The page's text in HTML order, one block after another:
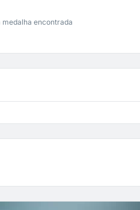
medalha encontrada